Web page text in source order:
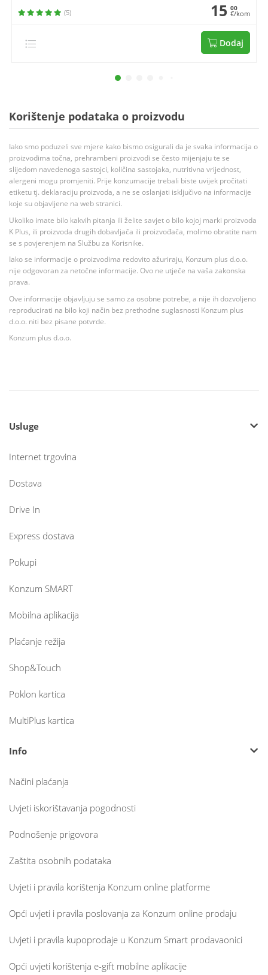
(5) 15 00
€/kom
Dodaj
Korištenje podataka o proizvodu
Iako smo poduzeli sve mjere kako bismo osigurali da je svaka informacija o
proizvodima točna, prehrambeni proizvodi se često mijenjaju te se
slijedom navedenoga sastojci, količina sastojaka, nutritivna vrijednost,
alergeni mogu promjeniti. Prije konzumacije trebali biste uvijek pročitati
etiketu tj. deklaraciju proizvoda, a ne se oslanjati isključivo na informacije
koje su objavljene na web stranici.
Ukoliko imate bilo kakvih pitanja ili želite savjet o bilo kojoj marki proizvoda
K Plus, ili proizvoda drugih dobavljača ili proizvođača, molimo obratite nam
se s povjerenjem na Službu za Korisnike.
Iako se informacije o proizvodima redovito ažuriraju, Konzum plus d.o.o.
nije odgovoran za netočne informacije. Ovo ne utječe na vaša zakonska
prava.
Ove informacije objavljuju se samo za osobne potrebe, a nije ih dozvoljeno
reproducirati na bilo koji način bez prethodne suglasnosti Konzum plus
d.o.o. niti bez pisane potvrde.
Konzum plus d.o.o.
Usluge
Internet trgovina
Dostava
Drive In
Express dostava
Pokupi
Konzum SMART
Mobilna aplikacija
Plaćanje režija
Shop&Touch
Poklon kartica
MultiPlus kartica
Info
Načini plaćanja
Uvjeti iskorištavanja pogodnosti
Podnošenje prigovora
Zaštita osobnih podataka
Uvjeti i pravila korištenja Konzum online platforme
Opći uvjeti i pravila poslovanja za Konzum online prodaju
Uvjeti i pravila kupoprodaje u Konzum Smart prodavaonici
Opći uvjeti korištenja e-gift mobilne aplikacije